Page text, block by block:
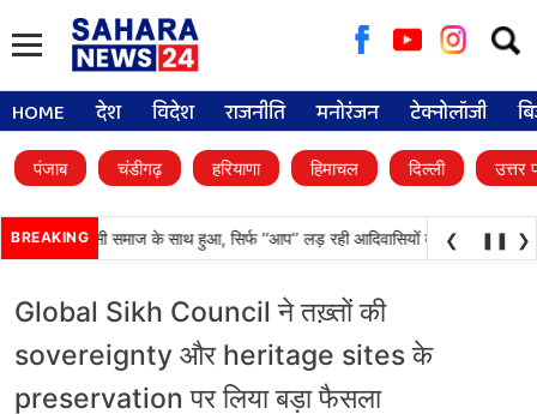
for:
HOME देश विदेश राजनीति मनोरंजन टेक्नोलॉजी
पंजाब चंडीगढ़ हरियाणा हिमाचल दिल्ली उत्तर
BREAKING
आदिवासी समाज के साथ हुआ, सिर्फ ‘‘आप’’ लड़ रही आदिवासियों के अधिकारों की
❮ ❚❚ ❯
Global Sikh Council ने तख़्तों की
sovereignty और heritage sites के
preservation पर लिया बड़ा फैसला